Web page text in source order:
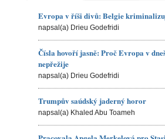
Evropa v říši divů: Belgie
napsal(a) Drieu Godefridi
Čísla hovoří jasně: Proč Evropa v
nepřežije
napsal(a) Drieu Godefridi
Trumpův saúdský jaderný horor
napsal(a) Khaled Abu Toameh